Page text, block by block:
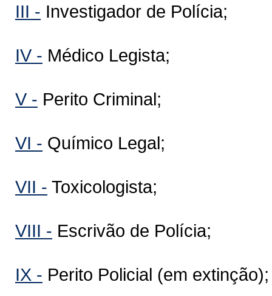
III - Investigador de Polícia;
IV - Médico Legista;
V - Perito Criminal;
VI - Químico Legal;
VII - Toxicologista;
VIII - Escrivão de Polícia;
IX - Perito Policial (em extinção);